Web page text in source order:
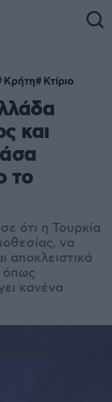
Κρήτη Κτίριο
και
το
ότι η Τουρκία
να
αποκλειστικά
όπως
κανένα